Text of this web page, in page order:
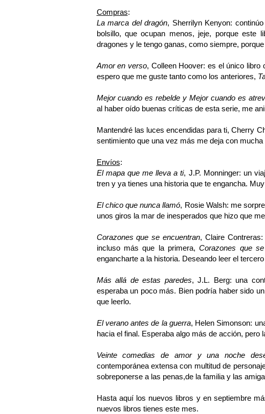
Compras:
La marca del dragón, Sherrilyn Kenyon:
bolsillo, que ocupan menos, jeje, porque
dragones y le tengo ganas, como siempre,
Amor en verso, Colleen Hoover: es el único libro
espero que me guste tanto como los anteriores,
Mejor cuando es rebelde y Mejor cuando es
al haber oído buenas críticas de esta serie, me
Mantendré las luces encendidas para ti, Cherry
sentimiento que una vez más me deja con mucha
Envíos:
El mapa que me lleva a ti, J.P. Monninger: un
tren y ya tienes una historia que te engancha.
El chico que nunca llamó, Rosie Walsh: me
unos giros la mar de inesperados que hizo que
Corazones que se encuentran, Claire
incluso más que la primera,Corazones que
engancharte a la historia. Deseando leer el tercero
Más allá de estas paredes, J.L. Berg: una
esperaba un poco más. Bien podría haber sido
que leerlo.
El verano antes de la guerra, Helen Simonson:
hacia el final. Esperaba algo más de acción, pero
Veinte comedias de amor y una noche
contemporánea extensa con multitud de
sobreponerse a las penas,de la familia y las
Hasta aquí los nuevos libros y en septiembre
nuevos libros tienes este mes.